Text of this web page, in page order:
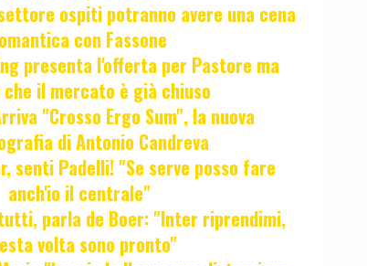
ospiti potranno avere una cena
con Fassone
presenta l'offerta per Pastore ma
il mercato è già chiuso
"Crosso Ergo Sum", la nuova
di Antonio Candreva
senti Padelli! "Se serve posso fare
anch'io il centrale"
tutti, parla de Boer: "Inter riprendimi,
volta sono pronto"